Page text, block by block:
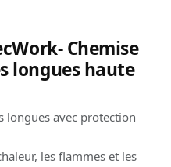
Chemise
longues haute
longues avec protection
les flammes et les